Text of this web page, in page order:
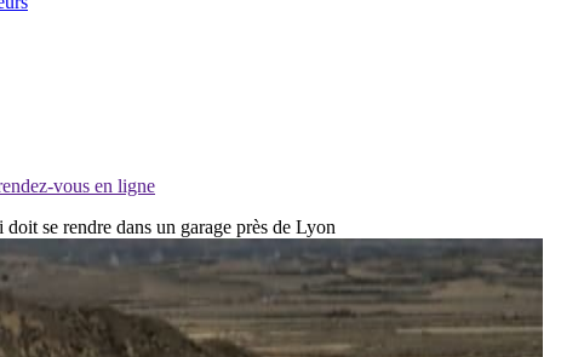
vous en ligne
se rendre dans un garage près de Lyon